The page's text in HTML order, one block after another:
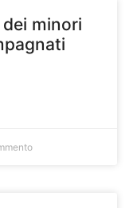
minori